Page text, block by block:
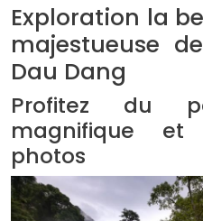
Exploration la
majestueuse
Dau Dang
Profitez du
magnifique et
photos